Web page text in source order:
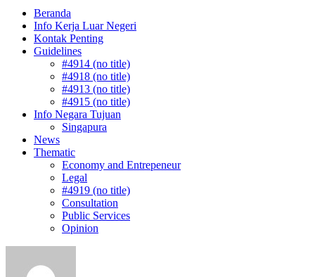
Beranda
Info Kerja Luar Negeri
Kontak Penting
Guidelines
#4914 (no title)
#4918 (no title)
#4913 (no title)
#4915 (no title)
Info Negara Tujuan
Singapura
News
Thematic
Economy and Entrepeneur
Legal
#4919 (no title)
Consultation
Public Services
Opinion